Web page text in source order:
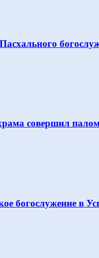
совершил
богослужение в